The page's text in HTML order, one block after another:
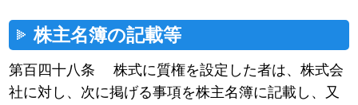
株主名簿の記載等
第百四十八条 株式に質権を設定した者は、株式会
社に対し、次に掲げる事項を株主名簿に記載し、又